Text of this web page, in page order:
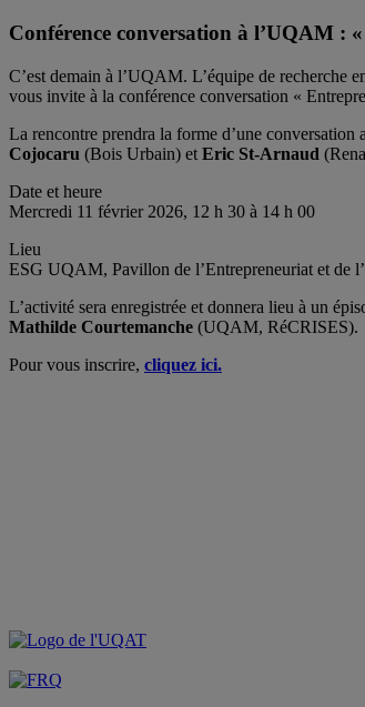
Conférence conversation à l’UQAM :
C’est demain à l’UQAM. L’équipe de recherche
vous invite à la conférence conversation «
La rencontre prendra la forme d’une
Cojocaru (Bois Urbain) et Eric St-Arnaud
Date et heure
Mercredi 11 février 2026, 12 h 30 à 14 h 00
Lieu
ESG UQAM, Pavillon de l’Entrepreneuriat et de
L’activité sera enregistrée et donnera lieu à un
Mathilde Courtemanche (UQAM, RéCRISES).
Pour vous inscrire, cliquez ici.